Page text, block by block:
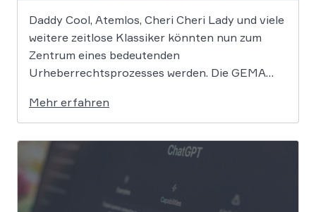
Daddy Cool, Atemlos, Cheri Cheri Lady und viele
weitere zeitlose Klassiker könnten nun zum
Zentrum eines bedeutenden
Urheberrechtsprozesses werden. Die GEMA
die Rechte ihrer Mitglieder verteidigen. Dem
Unternehmen hinter der populären KI-Musik-
App werden massive
Urheberrechtsverletzungen vorgeworfen. Die
entscheidende Frage lautet: Durfte Suno […]
Mehr erfahren